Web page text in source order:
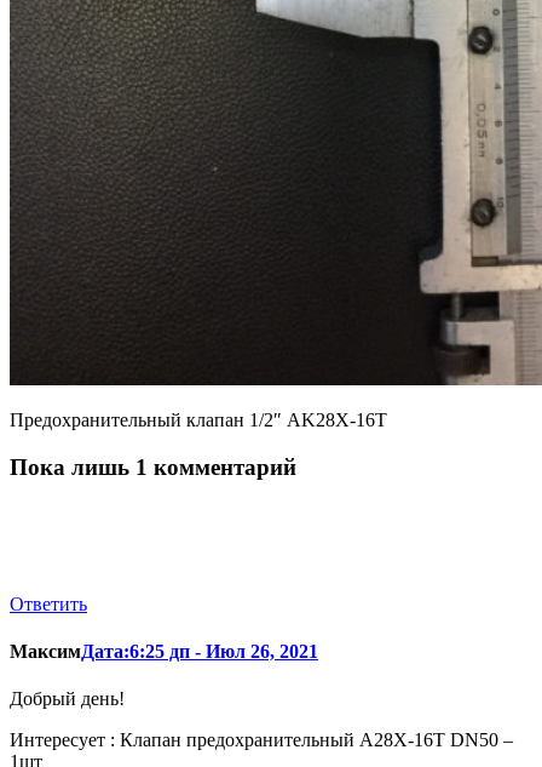
Предохранительный клапан 1/2″ AK28X-16T
Пока лишь 1 комментарий
Ответить
МаксимДата:6:25 дп - Июл 26, 2021
Добрый день!
Интересует : Клапан предохранительный A28X-16T DN50 –
1шт